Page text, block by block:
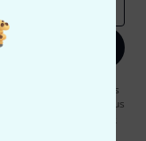
de recevoir des
à tout moment. Vous
notre